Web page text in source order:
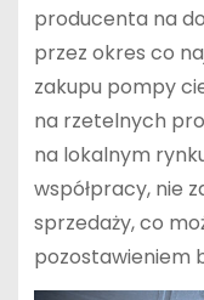
producenta na
przez okres co
zakupu pompy
na rzetelnych
na lokalnym
współpracy, nie
sprzedaży, co
pozostawieniem